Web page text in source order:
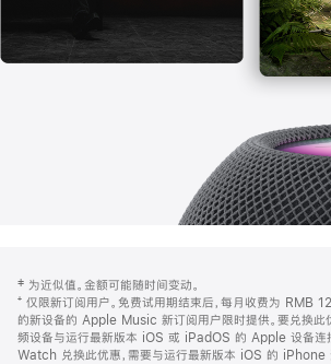
页
页
脚
注
‡ 为近似值。金额可能随时间变动。
⁺ 仅限新订阅用户。免费试用期结束后，每月收费为 RMB
的新设备的 Apple Music 新订阅用户限时提供。要兑换此
频设备与运行最新版本 iOS 或 iPadOS 的 Apple 设备连
Watch 兑换此优惠，需要与运行最新版本 iOS 的 iPhone